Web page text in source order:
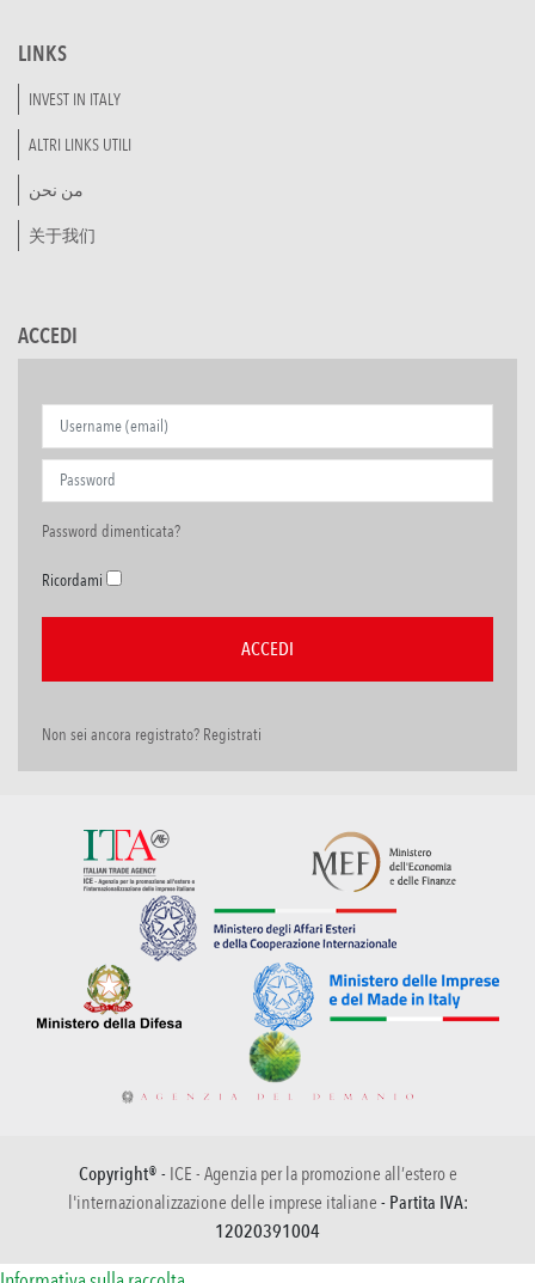
LINKS
INVEST IN ITALY
ALTRI LINKS UTILI
من نحن
关于我们
ACCEDI
Password dimenticata?
Ricordami
Non sei ancora registrato? Registrati
Copyright® - ICE - Agenzia per la promozione all’estero e
l'internazionalizzazione delle imprese italiane - Partita IVA:
12020391004